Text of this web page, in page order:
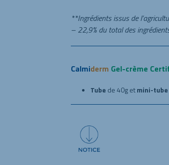
**Ingrédients issus de
– 22,9% du total des
Calmiderm Gel-crème
Tube de 40g etmini-tube